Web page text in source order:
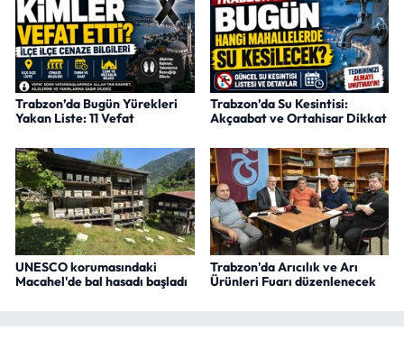
Trabzon’da Bugün Yürekleri
Yakan Liste: 11 Vefat
Trabzon’da Su Kesintisi:
Akçaabat ve Ortahisar Dikkat
UNESCO korumasındaki
Macahel'de bal hasadı başladı
Trabzon'da Arıcılık ve Arı
Ürünleri Fuarı düzenlenecek